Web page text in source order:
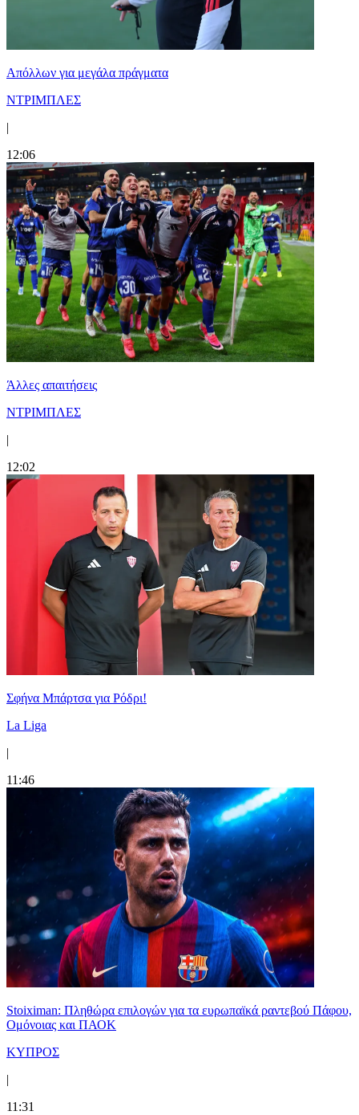
Απόλλων για μεγάλα πράγματα
ΝΤΡΙΜΠΛΕΣ
|
12:06
Άλλες απαιτήσεις
ΝΤΡΙΜΠΛΕΣ
|
12:02
Σφήνα Μπάρτσα για Ρόδρι!
La Liga
|
11:46
Stoiximan: Πληθώρα επιλογών για τα ευρωπαϊκά ραντεβού Πάφου,
Ομόνοιας και ΠΑΟΚ
ΚΥΠΡΟΣ
|
11:31